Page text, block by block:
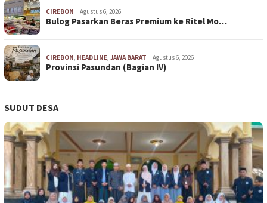
CIREBON Agustus 6, 2026
Bulog Pasarkan Beras Premium ke Ritel Mo…
CIREBON, HEADLINE, JAWA BARAT Agustus 6, 2026
Provinsi Pasundan (Bagian IV)
SUDUT DESA